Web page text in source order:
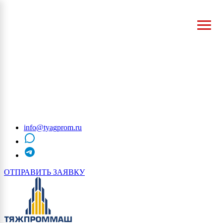
info@tyagprom.ru
ОТПРАВИТЬ ЗАЯВКУ